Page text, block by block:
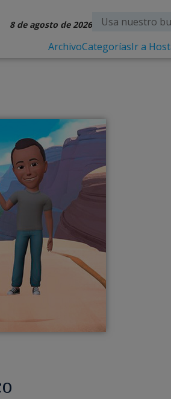
8 de agosto de 2026
ArchivoCategoríasIr a